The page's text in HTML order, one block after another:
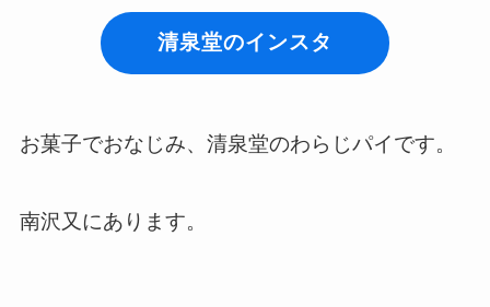
清泉堂のインスタ
お菓子でおなじみ、清泉堂のわらじパイです。
南沢又にあります。